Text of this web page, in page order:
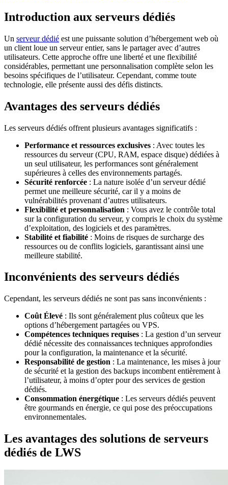
Introduction aux serveurs dédiés
Un serveur dédié est une puissante solution d’hébergement web où
un client loue un serveur entier, sans le partager avec d’autres
utilisateurs. Cette approche offre une liberté et une flexibilité
considérables, permettant une personnalisation complète selon les
besoins spécifiques de l’utilisateur. Cependant, comme toute
technologie, elle présente aussi des défis distincts.
Avantages des serveurs dédiés
Les serveurs dédiés offrent plusieurs avantages significatifs :
Performance et ressources exclusives : Avec toutes les
ressources du serveur (CPU, RAM, espace disque) dédiées à
un seul utilisateur, les performances sont généralement
supérieures à celles des environnements partagés.
Sécurité renforcée : La nature isolée d’un serveur dédié
permet une meilleure sécurité, car il y a moins de
vulnérabilités provenant d’autres utilisateurs.
Flexibilité et personnalisation : Vous avez le contrôle total
sur la configuration du serveur, y compris le choix du système
d’exploitation, des logiciels et des paramètres.
Stabilité et fiabilité : Moins de risques de surcharge des
ressources ou de conflits logiciels, garantissant ainsi une
meilleure stabilité.
Inconvénients des serveurs dédiés
Cependant, les serveurs dédiés ne sont pas sans inconvénients :
Coût Élevé : Ils sont généralement plus coûteux que les
options d’hébergement partagées ou VPS.
Compétences techniques requises : La gestion d’un serveur
dédié nécessite des connaissances techniques approfondies
pour la configuration, la maintenance et la sécurité.
Responsabilité de gestion : La maintenance, les mises à jour
de sécurité et la gestion des backups incombent entièrement à
l’utilisateur, à moins d’opter pour des services de gestion
dédiés.
Consommation énergétique : Les serveurs dédiés peuvent
être gourmands en énergie, ce qui pose des préoccupations
environnementales.
Les avantages des solutions de serveurs
dédiés de LWS